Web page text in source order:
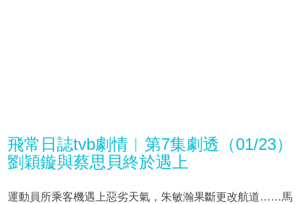
飛常日誌tvb劇情︱第7集劇透（01/23）
劉穎鏇與蔡思貝終於遇上
運動員所乘客機遇上惡劣天氣，朱敏瀚果斷更改航道……馬